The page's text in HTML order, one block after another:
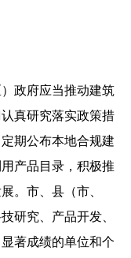
政府应当推动建筑
真研究落实政策措
期公布本地合规建
产品目录，积极推
。市、县（市、
研究、产品开发、
著成绩的单位和个